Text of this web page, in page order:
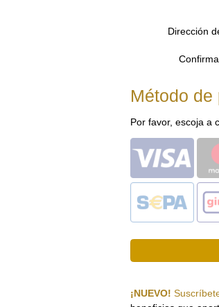
Dirección
Método de
Por favor, escoja a
¡NUEVO!